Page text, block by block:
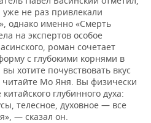
не раз привлекали
однако именно «Смерть
на экспертов особое
роман сочетает
с глубокими корнями в
хотите почувствовать вкус
Мо Яня. Вы физически
глубинного духа:
телесное, духовное — все
— сказал он.